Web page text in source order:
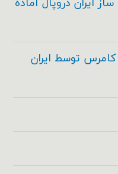
ایران دروپال آماده
کامرس توسط ایران